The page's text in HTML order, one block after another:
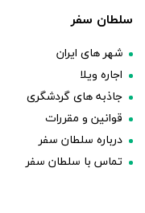
سلطان سفر
شهر های ایران
اجاره ویلا
جاذبه های گردشگری
قوانین و مقررات
درباره سلطان سفر
تماس با سلطان سفر